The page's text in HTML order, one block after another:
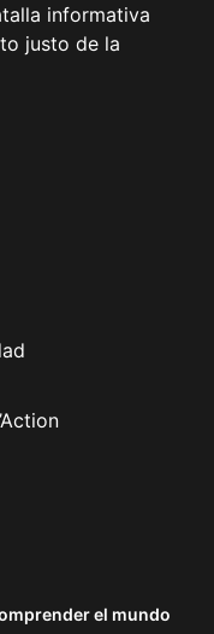
informativa
justo de la
el mundo